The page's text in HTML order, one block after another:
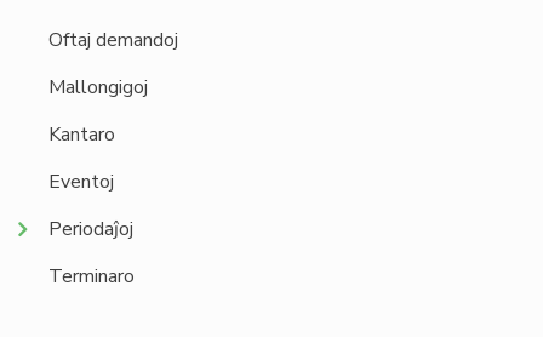
Oftaj demandoj
Mallongigoj
Kantaro
Eventoj
Periodaĵoj
Terminaro